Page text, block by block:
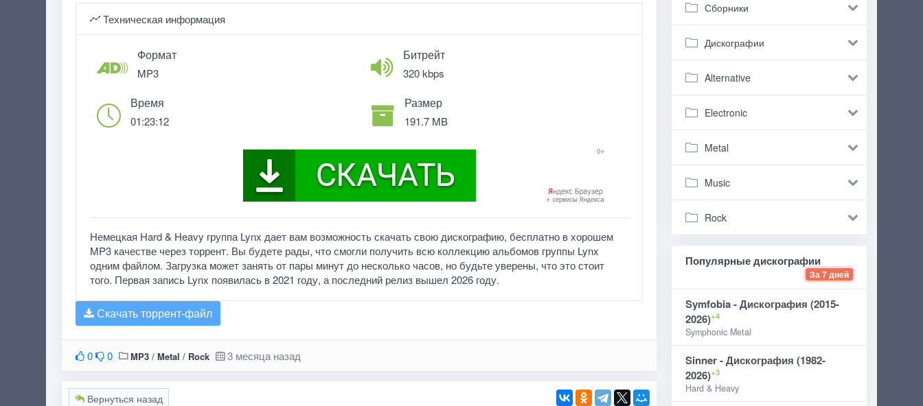
Техническая информация
Формат
MP3
Битрейт
320 kbps
Время
01:23:12
Размер
191.7 MB
Немецкая Hard & Heavy группа Lynx дает вам возможность скачать свою дискографию, бесплатно в хорошем
MP3 качестве через торрент. Вы будете рады, что смогли получить всю коллекцию альбомов группы Lynx
одним файлом. Загрузка может занять от пары минут до несколько часов, но будьте уверены, что это стоит
того. Первая запись Lynx появилась в 2021 году, а последний релиз вышел 2026 году.
Скачать торрент-файл
0 0 MP3/ Metal / Rock 3 месяца назад
Вернуться назад
Сборники
Дискографии
Alternative
Electronic
Metal
Music
Rock
Популярные дискографии
За 7 дней
Symfobia - Дискография (2015-
2026)+4
Symphonic Metal
Sinner - Дискография (1982-
2026)+3
Hard & Heavy